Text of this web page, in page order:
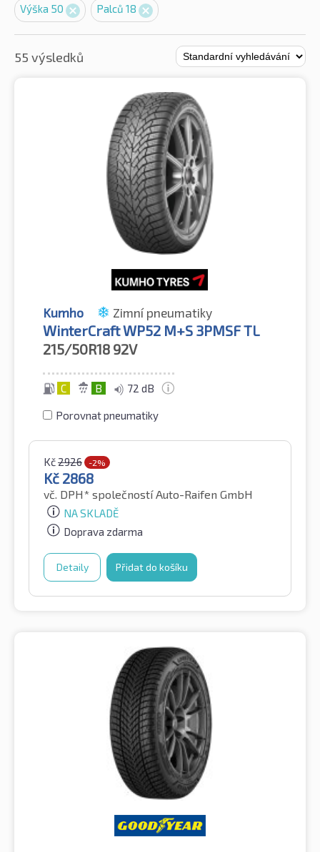
Výška 50 Palců 18
55 výsledků
Kumho Zimní pneumatiky
WinterCraft WP52 M+S 3PMSF TL
215/50R18 92V
C B 72 dB
Porovnat pneumatiky
Kč2926 -2%
Kč 2868
vč. DPH* společností Auto-Raifen GmbH
NA SKLADĚ
Doprava zdarma
Detaily Přidat do košíku